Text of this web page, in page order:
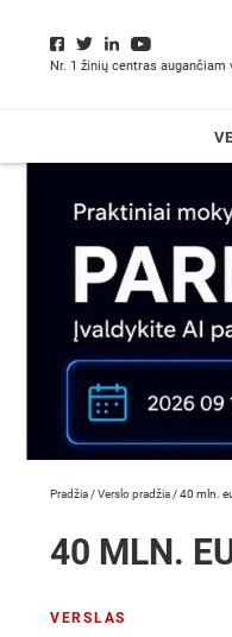
Nr. 1 žinių centras augančiam
Pradžia /Verslo pradžia /40 mln.
40 MLN.
VERSLAS